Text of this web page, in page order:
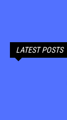
LATEST POSTS